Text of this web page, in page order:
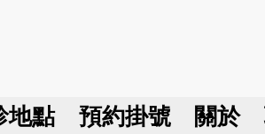
地點 預約掛號 關於